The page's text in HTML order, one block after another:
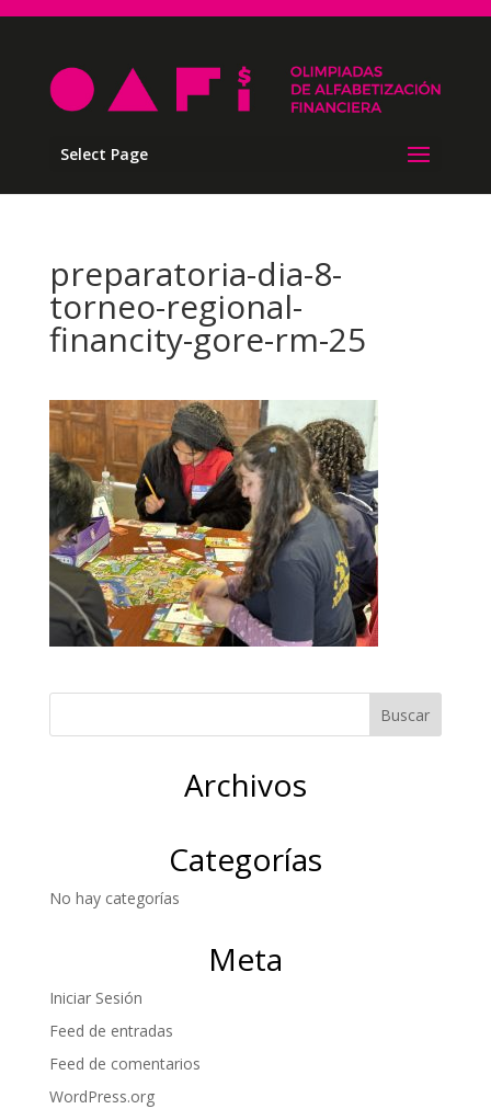
Select Page
preparatoria-dia-8-
torneo-regional-
financity-gore-rm-25
Archivos
Categorías
No hay categorías
Meta
Iniciar Sesión
Feed de entradas
Feed de comentarios
WordPress.org